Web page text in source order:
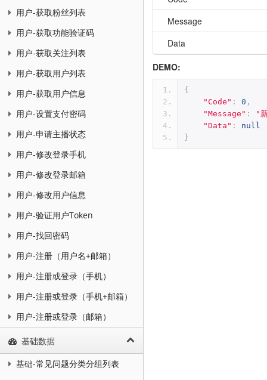
用户-获取粉丝列表
用户-获取功能验证码
用户-获取关注列表
用户-获取用户列表
用户-获取用户信息
用户-设置支付密码
用户-申请主播状态
用户-修改登录手机
用户-修改登录邮箱
用户-修改用户信息
用户-验证用户Token
用户-找回密码
用户-注册（用户名+邮箱）
用户-注册或登录（手机）
用户-注册或登录（手机+邮箱）
用户-注册或登录（邮箱）
基础数据
基础-常见问题分类分组列表
Message
Data
DEMO:
{
"Code" : 0 ,
"Message" :
"
"Data" :
null
}